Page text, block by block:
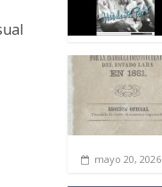
mayo 20, 2026